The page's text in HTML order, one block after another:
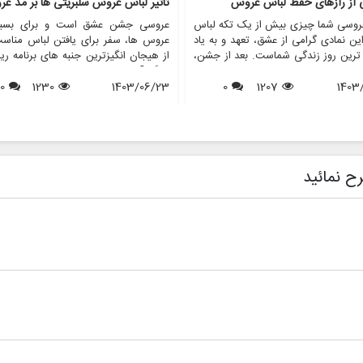
شما چیزی بیش از یک تکه لباس
نمادی گرامی از عشق، تعهد و به یاد
ترین روز زندگی شماست. بعد از جشن،
که با لباس عروسم چه کنم؟ در حالی
به زیبایی روزی که آن را پوشیده اید،
ماند. همچنین نشان خواهیم داد که
1207
0
عروسی جشن عشق است و برای
عروس ها، سفر برای یافتن لباس
از هیجان انگیزترین جنبه های برنامه
بزرگ آنهاست. در طول سال ها،
افراد مشهور نقش مهمی در شکل دهی به
های عروسی افراد مشهور بر مد
1403/06/23
1230
0
نمائید